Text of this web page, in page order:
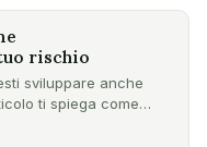
rischio
sviluppare anche
ti spiega come